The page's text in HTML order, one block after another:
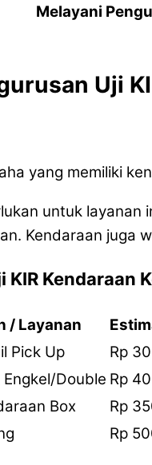
Melayani
Uji
yang memiliki
untuk layanan
Kendaraan juga
KIR Kendaraan
/ Layanan
Pick Up
Rp
Engkel/Double Rp
Box
Rp
Rp